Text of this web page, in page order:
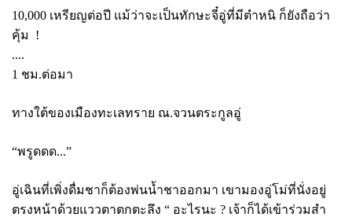
10,000 เหรียญต่อปี แม้ว่าจะเป็นทักษะจี๋อู่ที่มีตำหนิ ก็ยังถือว่า
คุ้ม !
....
1 ชม.ต่อมา
ทางใต้ของเมืองทะเลทราย ณ.จวนตระกูลอู่
“พรูดดด...”
อู่เฉินที่เพิ่งดื่มชาก็ต้องพ่นน้ำชาออกมา เขามองอู่โม่ที่นั่งอยู่
ตรงหน้าด้วยแววตาตกตะลึง “ อะไรนะ ? เจ้าก็ได้เข้าร่วมสำ